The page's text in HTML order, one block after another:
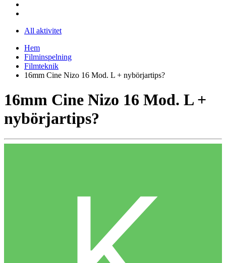
All aktivitet
Hem
Filminspelning
Filmteknik
16mm Cine Nizo 16 Mod. L + nybörjartips?
16mm Cine Nizo 16 Mod. L +
nybörjartips?